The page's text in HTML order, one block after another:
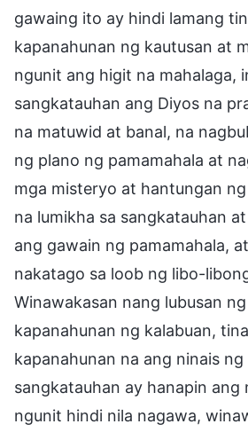
gawaing ito ay hindi lamang
kapanahunan ng kautusan at
ngunit ang higit na mahalaga,
sangkatauhan ang Diyos na
na matuwid at banal, na
ng plano ng pamamahala at
mga misteryo at hantungan
na lumikha sa sangkatauhan
ang gawain ng pamamahala,
nakatago sa loob ng libo-
Winawakasan nang lubusan
kapanahunan ng kalabuan,
kapanahunan na ang ninais ng
sangkatauhan ay hanapin ang
ngunit hindi nila nagawa,